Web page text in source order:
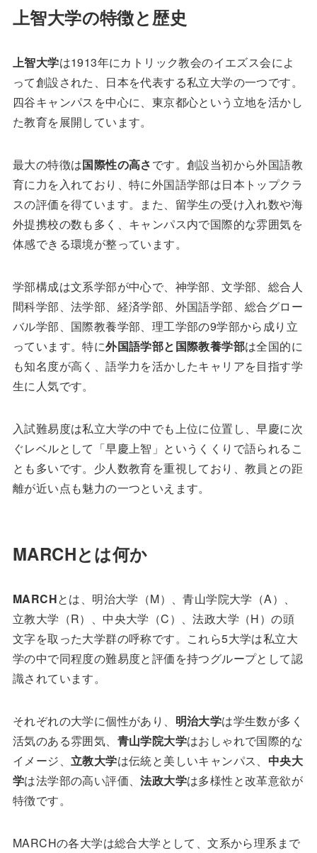
上智大学の特徴と歴史
上智大学は1913年にカトリック教会のイエズス会によ
って創設された、日本を代表する私立大学の一つです。
四谷キャンパスを中心に、東京都心という立地を活かし
た教育を展開しています。
最大の特徴は国際性の高さです。創設当初から外国語教
育に力を入れており、特に外国語学部は日本トップクラ
スの評価を得ています。また、留学生の受け入れ数や海
外提携校の数も多く、キャンパス内で国際的な雰囲気を
体感できる環境が整っています。
学部構成は文系学部が中心で、神学部、文学部、総合人
間科学部、法学部、経済学部、外国語学部、総合グロー
バル学部、国際教養学部、理工学部の9学部から成り立
っています。特に外国語学部と国際教養学部は全国的に
も知名度が高く、語学力を活かしたキャリアを目指す学
生に人気です。
入試難易度は私立大学の中でも上位に位置し、早慶に次
ぐレベルとして「早慶上智」というくくりで語られるこ
とも多いです。少人数教育を重視しており、教員との距
離が近い点も魅力の一つといえます。
MARCHとは何か
MARCHとは、明治大学（M）、青山学院大学（A）、
立教大学（R）、中央大学（C）、法政大学（H）の頭
文字を取った大学群の呼称です。これら5大学は私立大
学の中で同程度の難易度と評価を持つグループとして認
識されています。
それぞれの大学に個性があり、 明治大学は学生数が多く
活気のある雰囲気、 青山学院大学はおしゃれで国際的な
イメージ、 立教大学は伝統と美しいキャンパス、 中央大
学は法学部の高い評価、法政大学は多様性と改革意欲が
特徴です。
MARCHの各大学は総合大学として、文系から理系まで